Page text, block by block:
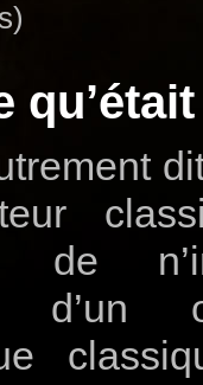
de
d’un